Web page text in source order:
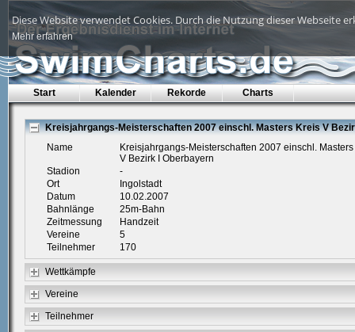
Diese Website verwendet Cookies. Durch die Nutzung dieser Webseite
Mehr erfahren
Start Kalender Rekorde Charts
Kreisjahrgangs-Meisterschaften 2007 einschl. Masters Kreis V
Name
Kreisjahrgangs-Meisterschaften 2007 einschl.
V Bezirk I Oberbayern
Stadion
-
Ort
Ingolstadt
Datum
10.02.2007
Bahnlänge
25m-Bahn
Zeitmessung
Handzeit
Vereine
5
Teilnehmer
170
Wettkämpfe
Vereine
Teilnehmer